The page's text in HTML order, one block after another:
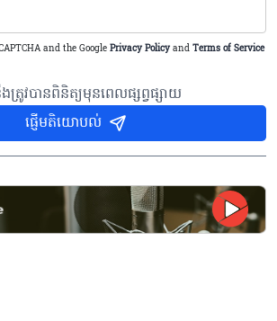
and the Google Privacy Policy and Terms of Service
វបានពិនិត្យមុនពេលផ្សព្វផ្សាយ
ផ្ញើមតិយោបល់